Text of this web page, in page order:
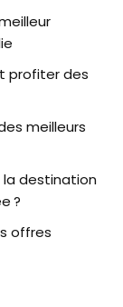
profiter des
meilleurs
destination
?
offres